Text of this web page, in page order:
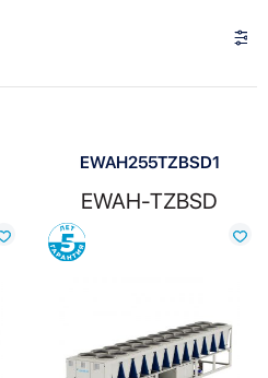
EWAH255TZBSD1
EWAH-TZBSD
Сравнить